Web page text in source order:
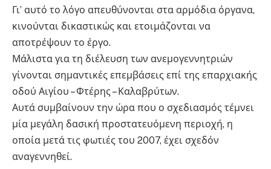
Γι’ αυτό το λόγο απευθύνονται στα αρμόδια όργανα,
κινούνται δικαστικώς και ετοιμάζονται να
αποτρέψουν το έργο.
Μάλιστα για τη διέλευση των ανεμογεννητριών
γίνονται σημαντικές επεμβάσεις επί της επαρχιακής
οδού Αιγίου – Φτέρης – Καλαβρύτων.
Αυτά συμβαίνουν την ώρα που ο σχεδιασμός τέμνει
μία μεγάλη δασική προστατευόμενη περιοχή, η
οποία μετά τις φωτιές του 2007, έχει σχεδόν
αναγεννηθεί.